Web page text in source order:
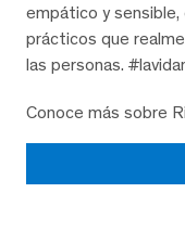
empático y
prácticos que
las personas.
Conoce más sobre